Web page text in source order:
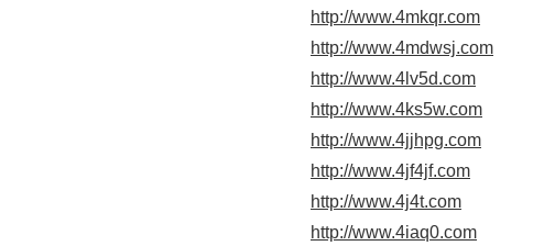
http://www.4mkqr.com
http://www.4mdwsj.com
http://www.4lv5d.com
http://www.4ks5w.com
http://www.4jjhpg.com
http://www.4jf4jf.com
http://www.4j4t.com
http://www.4iaq0.com